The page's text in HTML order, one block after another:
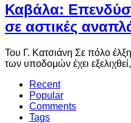
Καβάλα:
σε αστικές
Του Γ. Κατσιάνη Σε πόλο
των υποδομών έχει
Recent
Popular
Comments
Tags